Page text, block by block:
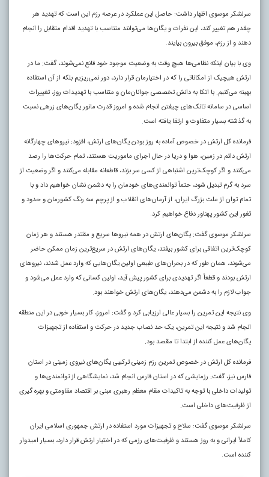
سرلشکر موسوی اظهار داشت: حاصل این عملکرد در عرصه رزم این است که تهدید هر
چقدر هم تغییر کند، این نفرات و یگان‌ها می‌توانند متناسب با تهدید اقدام متقابل را انجام
دهند و از رزم، موفق بیرون بیایند.
وی با بیان اینکه نظامی‌ها هیچ وقت به وضعیت موجود خود قانع نمی‌شوند، گفت: ما در
ارتش هیچیک از امکاناتی را که در اختیارمان قرار دارد، دور نمی‌ریزیم بلکه از آن استفاده
بهینه می‌کنیم. با اتکا به دانش تخصصی جوانان‌مان و متناسب با تهدیدات روز، تغییرات
اساسی در سامانه تانک‌های چیفتن انجام شده و امروز قدرت مانور یگان‌های زرهی نسبت
به گذشته بسیار متفاوت و ارتقا یافته است.
فرمانده کل ارتش در خصوص آماده به روز بودن یگان‌های ارتش، افزود: نیروهای چهارگانه
ارتش دائم در زمین، هوا و دریا در حال اجرای ماموریت هستند، تمام حرکت‌ها را رصد
می‌کنند و اگر کوچک‌ترین اشتباهی از کسی سر بزند، قاطعانه مقابله می‌کنند و اگر وضعیت از
سرد به گرم تبدیل شود، حتماً توانمندی‌های خودمان را به دشمن نشان خواهیم داد و با
تمام توان از ملت بزرگ ایران، از آرمان‌های انقلاب و از پرچم سه رنگ کشورمان و حدود و
ثغور این کشور پهناور دفاع خواهیم کرد.
سرلشکر موسوی گفت: یگان‌های ارتش در همه نیروها سریع و مقتدر هستند و هر زمان
کوچک‌ترین اتفاقی برای کشور بیفتد، یگان‌های ارتش در سریع‌ترین زمان ممکن حاضر
می‌شوند، همان طور که در بحران‌های طبیعی اولین یگان‌هایی که وارد عمل شدند، نیروهای
ارتش بودند و قطعاً اگر تهدیدی برای کشور پیش آید، اولین کسانی که وارد عمل می‌شود و
جواب لازم را به دشمن می‌دهند، یگان‌های ارتش خواهند بود.
وی نتیجه این تمرین را بسیار عالی ارزیابی کرد و گفت: امروز، کار بسیار خوبی در این منطقه
انجام شد و نتیجه این تمرین، یک حد نصاب جدید در حرکت و استفاده از تجهیزات
یگان‌های عمل کننده از ابتدا تا مقصد بود.
فرمانده کل ارتش در خصوص تمرین رزم زمینی ترکیبی یگان‌های نیروی زمینی در استان
فارس نیز، گفت: رزمایشی که در استان فارس انجام شد، نمایشگاهی از توانمندی‌ها و
تولیدات داخلی با توجه به تاکیدات مقام معظم رهبری مبنی بر اقتصاد مقاومتی و بهره گیری
از ظرفیت‌های داخلی است.
سرلشکر موسوی گفت: سلاح و تجهیزات مورد استفاده در ارتش جمهوری اسلامی ایران
کاملاً ایرانی و به روز هستند و ظرفیت‌های رزمی که در اختیار ارتش قرار دارد، بسیار امیدوار
کننده است.